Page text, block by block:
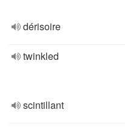
dérisoire
twinkled
scintillant